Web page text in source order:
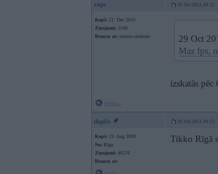
zaps 29. Oct 2013, 00:22
Kopš: 21. Dec 2010
Ziņojumi: 1549
Braucu ar: statusa simbolu
29 Oct
Maz fps,
izskatās
daplis 29. Oct 2013, 00:23
Kopš: 19. Aug 2009
No: Rīga
Ziņojumi: 46276
Braucu ar:
Tikko Rīgā